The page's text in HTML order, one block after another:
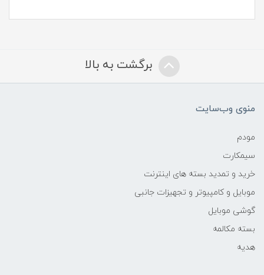
برگشت به بالا
منوی وب‌سایت
مودم
سیمکارت
خرید و تمدید بسته های اینترنت
موبایل و کامپیوتر و تجهیزات جانبی
گوشی موبایل
بسته مکالمه
هدیه